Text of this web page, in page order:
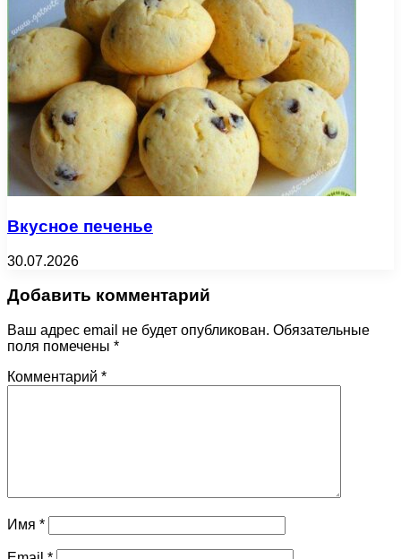
Вкусное печенье
30.07.2026
Добавить комментарий
Ваш адрес email не будет опубликован. Обязательные
поля помечены *
Комментарий *
Имя *